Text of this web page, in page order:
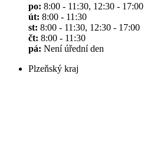
po: 8:00 - 11:30, 12:30 - 17:00
út: 8:00 - 11:30
st: 8:00 - 11:30, 12:30 - 17:00
čt: 8:00 - 11:30
pá: Není úřední den
Plzeňský kraj